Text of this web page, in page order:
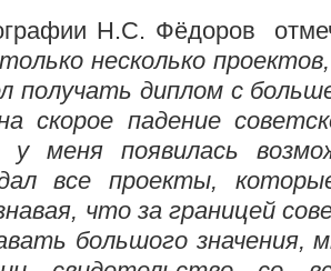
Н.С. Фёдоров
несколько
получать диплом с
скорое падение
у меня появилась
все проекты,
что за границей
большого значения,